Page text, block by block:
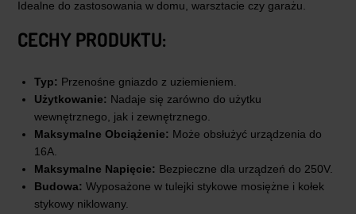
Idealne do zastosowania w domu, warsztacie czy garażu.
CECHY PRODUKTU:
Typ: Przenośne gniazdo z uziemieniem.
Użytkowanie: Nadaje się zarówno do użytku
wewnętrznego, jak i zewnętrznego.
Maksymalne Obciążenie: Może obsłużyć urządzenia do
16A.
Maksymalne Napięcie: Bezpieczne dla urządzeń do 250V.
Budowa: Wyposażone w tulejki stykowe mosiężne i kołek
stykowy niklowany.